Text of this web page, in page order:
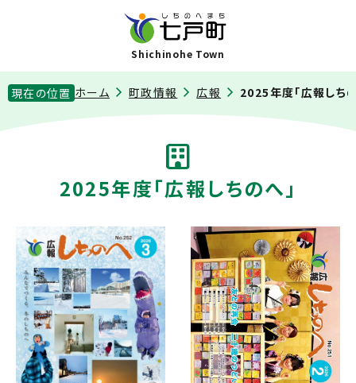
Shichinohe Town
現在の位置 ホーム 町政情報 広報 2025年度「広報しち
2025年度「広報しちのへ」